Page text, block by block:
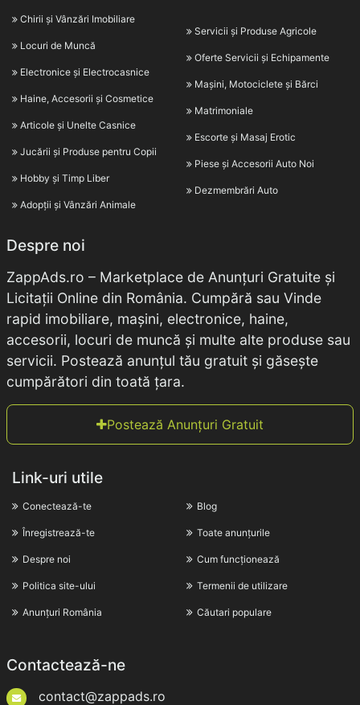
Chirii și Vânzări Imobiliare
Locuri de Muncă
Electronice și Electrocasnice
Haine, Accesorii și Cosmetice
Articole și Unelte Casnice
Jucării și Produse pentru Copii
Hobby și Timp Liber
Adopții și Vânzări Animale
Servicii și Produse Agricole
Oferte Servicii și Echipamente
Mașini, Motociclete și Bărci
Matrimoniale
Escorte și Masaj Erotic
Piese și Accesorii Auto Noi
Dezmembrări Auto
Despre noi
ZappAds.ro – Marketplace de Anunțuri Gratuite și
Licitații Online din România. Cumpără sau Vinde
rapid imobiliare, mașini, electronice, haine,
accesorii, locuri de muncă și multe alte produse sau
servicii. Postează anunțul tău gratuit și găsește
cumpărători din toată țara.
Postează Anunțuri Gratuit
Link-uri utile
Conectează-te
Înregistrează-te
Despre noi
Politica site-ului
Anunțuri România
Blog
Toate anunțurile
Cum funcționează
Termenii de utilizare
Căutari populare
Contactează-ne
contact@zappads.ro